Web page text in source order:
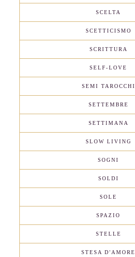
SCELTA
SCETTICISMO
SCRITTURA
SELF-LOVE
SEMI TAROCCHI
SETTEMBRE
SETTIMANA
SLOW LIVING
SOGNI
SOLDI
SOLE
SPAZIO
STELLE
STESA D'AMORE